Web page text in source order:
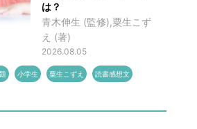
は？
青木伸生 (監修),粟生こず
え (著)
2026.08.05
小学生 粟生こずえ 読書感想文